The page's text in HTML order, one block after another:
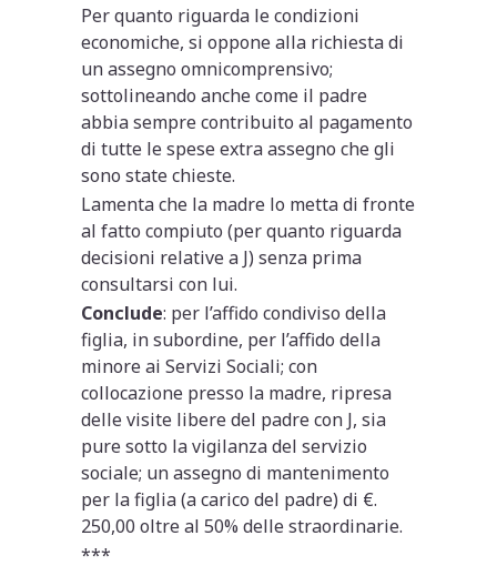
Per quanto riguarda le condizioni
economiche, si oppone alla richiesta di
un assegno omnicomprensivo;
sottolineando anche come il padre
abbia sempre contribuito al pagamento
di tutte le spese extra assegno che gli
sono state chieste.
Lamenta che la madre lo metta di fronte
al fatto compiuto (per quanto riguarda
decisioni relative a J) senza prima
consultarsi con lui.
Conclude: per l’affido condiviso della
figlia, in subordine, per l’affido della
minore ai Servizi Sociali; con
collocazione presso la madre, ripresa
delle visite libere del padre con J, sia
pure sotto la vigilanza del servizio
sociale; un assegno di mantenimento
per la figlia (a carico del padre) di €.
250,00 oltre al 50% delle straordinarie.
***